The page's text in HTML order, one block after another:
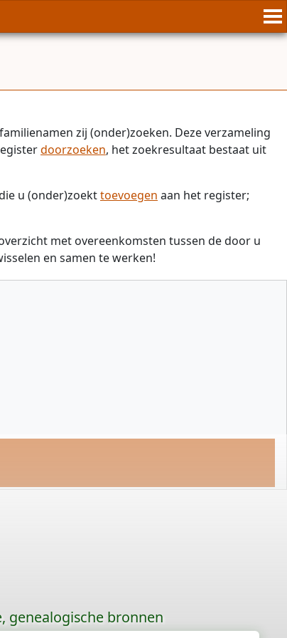
zij (onder)zoeken. Deze verzameling
doorzoeken, het zoekresultaat bestaat uit
u (onder)zoekttoevoegen aan het register;
met overeenkomsten tussen de door u
en samen te werken!
genealogische bronnen